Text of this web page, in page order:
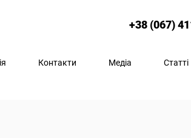
+38 (067)
Контакти Медіа Статті